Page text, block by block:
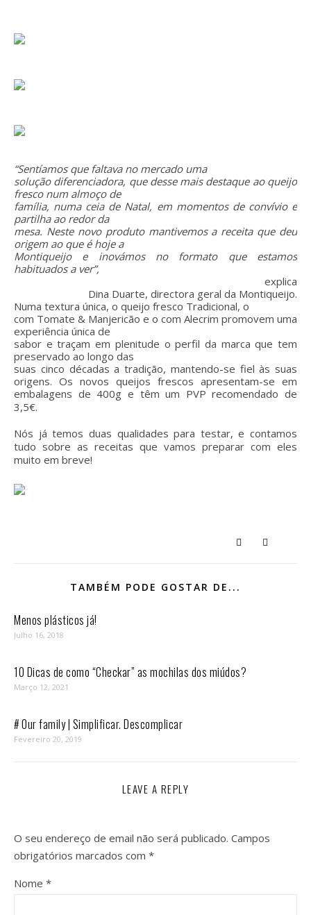
“Sentíamos que faltava no mercado uma
solução diferenciadora, que desse mais destaque ao queijo
fresco num almoço de
família, numa ceia de Natal, em momentos de convívio e
partilha ao redor da
mesa. Neste novo produto mantivemos a receita que deu
origem ao que é hoje a
Montiqueijo e inovámos no formato que estamos
habituados a ver”,
explica
Dina Duarte, directora geral da Montiqueijo.
Numa textura única, o queijo fresco Tradicional, o
com Tomate & Manjericão e o com Alecrim promovem uma
experiência única de
sabor e traçam em plenitude o perfil da marca que tem
preservado ao longo das
suas cinco décadas a tradição, mantendo-se fiel às suas
origens. Os novos queijos frescos apresentam-se em
embalagens de 400g e têm um PVP recomendado de
3,5€.
Nós já temos duas qualidades para testar, e contamos
tudo sobre as receitas que vamos preparar com eles
muito em breve!
TAMBÉM PODE GOSTAR DE...
Menos plásticos já!
Julho 16, 2018
10 Dicas de como “Checkar” as mochilas dos miúdos?
Março 12, 2021
# Our family | Simplificar. Descomplicar
Fevereiro 20, 2019
LEAVE A REPLY
O seu endereço de email não será publicado. Campos
obrigatórios marcados com *
Nome *